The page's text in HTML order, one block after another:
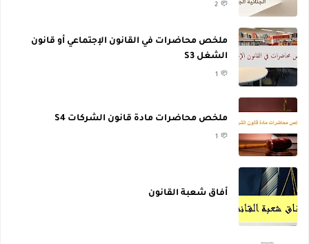
2
ملخص محاضرات في القانون الإجتماعي أو قانون
الشغل S3
1
ملخص محاضرات مادة قانون الشركات S4
1
أفاق شعبة القانون